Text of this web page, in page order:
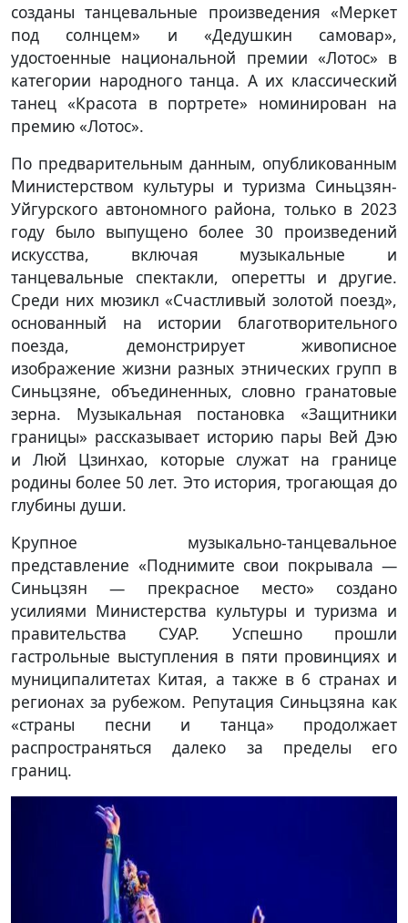
созданы танцевальные произведения «Меркет
под солнцем» и «Дедушкин самовар»,
удостоенные национальной премии «Лотос» в
категории народного танца. А их классический
танец «Красота в портрете» номинирован на
премию «Лотос».
По предварительным данным, опубликованным
Министерством культуры и туризма Синьцзян-
Уйгурского автономного района, только в 2023
году было выпущено более 30 произведений
искусства, включая музыкальные и
танцевальные спектакли, оперетты и другие.
Среди них мюзикл «Счастливый золотой поезд»,
основанный на истории благотворительного
поезда, демонстрирует живописное
изображение жизни разных этнических групп в
Синьцзяне, объединенных, словно гранатовые
зерна. Музыкальная постановка «Защитники
границы» рассказывает историю пары Вей Дэю
и Люй Цзинхао, которые служат на границе
родины более 50 лет. Это история, трогающая до
глубины души.
Крупное музыкально-танцевальное
представление «Поднимите свои покрывала —
Синьцзян — прекрасное место» создано
усилиями Министерства культуры и туризма и
правительства СУАР. Успешно прошли
гастрольные выступления в пяти провинциях и
муниципалитетах Китая, а также в 6 странах и
регионах за рубежом. Репутация Синьцзяна как
«страны песни и танца» продолжает
распространяться далеко за пределы его
границ.